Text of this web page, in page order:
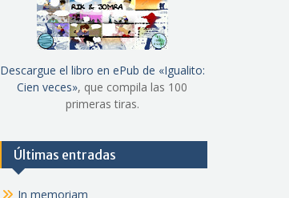
Descargue el libro en ePub de «Igualito:
Cien veces», que compila las 100
primeras tiras.
Últimas entradas
In memoriam